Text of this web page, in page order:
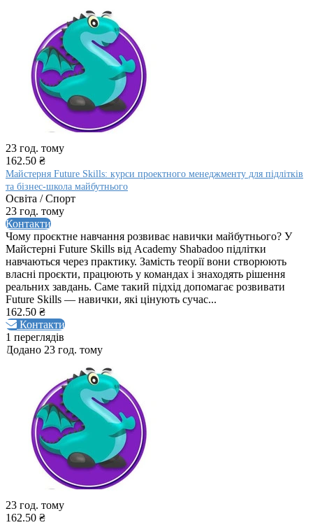
23 год. тому
162.50 ₴
Майстерня Future Skills: курси проектного менеджменту для підлітків
та бізнес-школа майбутнього
Освіта / Спорт
23 год. тому
Контакти
Чому проєктне навчання розвиває навички майбутнього? У
Майстерні Future Skills від Academy Shabadoo підлітки
навчаються через практику. Замість теорії вони створюють
власні проєкти, працюють у командах і знаходять рішення
реальних завдань. Саме такий підхід допомагає розвивати
Future Skills — навички, які цінують сучас...
162.50 ₴
Контакти
1 переглядів
Додано 23 год. тому
23 год. тому
162.50 ₴